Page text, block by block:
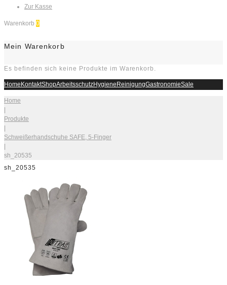
Zur Kasse
Warenkorb 0
Mein Warenkorb
Es befinden sich keine Produkte im Warenkorb.
HomeKontaktShopArbeitsschutzHygieneReinigungGastronomieSale
Home
|
Produkte
|
Schweißerhandschuhe SAFE, 5-Finger
|
sh_20535
sh_20535